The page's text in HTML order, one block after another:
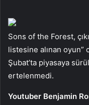
Sons of the Forest,
listesine alınan oyun”
Şubat’ta piyasaya
ertelenmedi.
Youtuber Benjamin